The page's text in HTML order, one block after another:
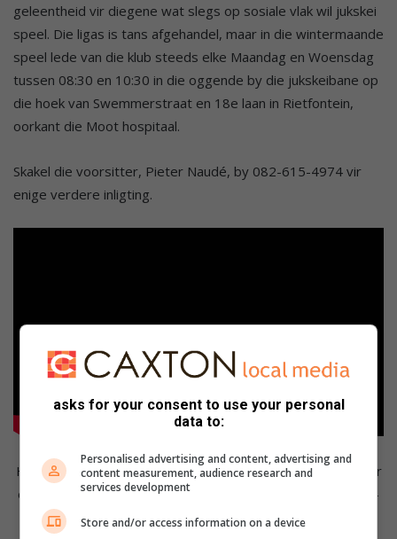
geleentheid vir diegene wat slegs op sosiale vlak wil jukskei
speel. Die ligas is tans afgehandel, maar in die wintermaande
speel lede van die klub steeds elke Maandag en Woensdag
tussen 08:30 en 10:30 in die oggende by die jukskeibane op
die hoek van Swemmerstraat en 18e laan in Rietfontein,
oorkant die Moot hospitaal.
Skakel die voorsitter, Pieter Naudé, by 082-615-4974 vir
enige verdere inligting.
Het jy dalk meer inligting rakende dié storie? Stuur gerus vir
ons ‘n epos naeditorial@rekord.co.za
of skakel ons by 083-
625-4114.
asks for your consent to use your personal
data to:
Personalised advertising and content, advertising and
content measurement, audience research and
services development
Store and/or access information on a device